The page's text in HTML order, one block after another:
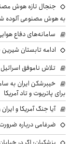
جنجال تازه هوش
به هوش مصنوعی آلوده
سامانه‌های دفاع
ادامه تابستان
تلاش ناموفق
خیبرشکن ایران به
برای پاتریوت و تاد آمریکا
آیا جنگ آمریکا و
ضرغامی درباره